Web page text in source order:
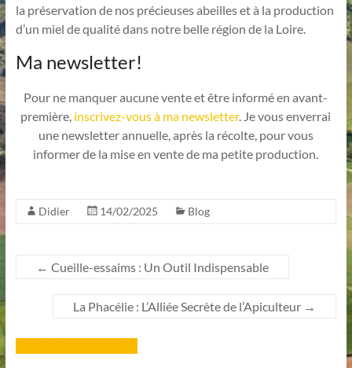
la préservation de nos précieuses abeilles et à la production
d’un miel de qualité dans notre belle région de la Loire.
Ma newsletter!
Pour ne manquer aucune vente et être informé en avant-
première, inscrivez-vous à ma newsletter. Je vous enverrai
une newsletter annuelle, après la récolte, pour vous
informer de la mise en vente de ma petite production.
Didier 14/02/2025 Blog
← Cueille-essaims : Un Outil Indispensable
La Phacélie : L’Alliée Secrète de l’Apiculteur →